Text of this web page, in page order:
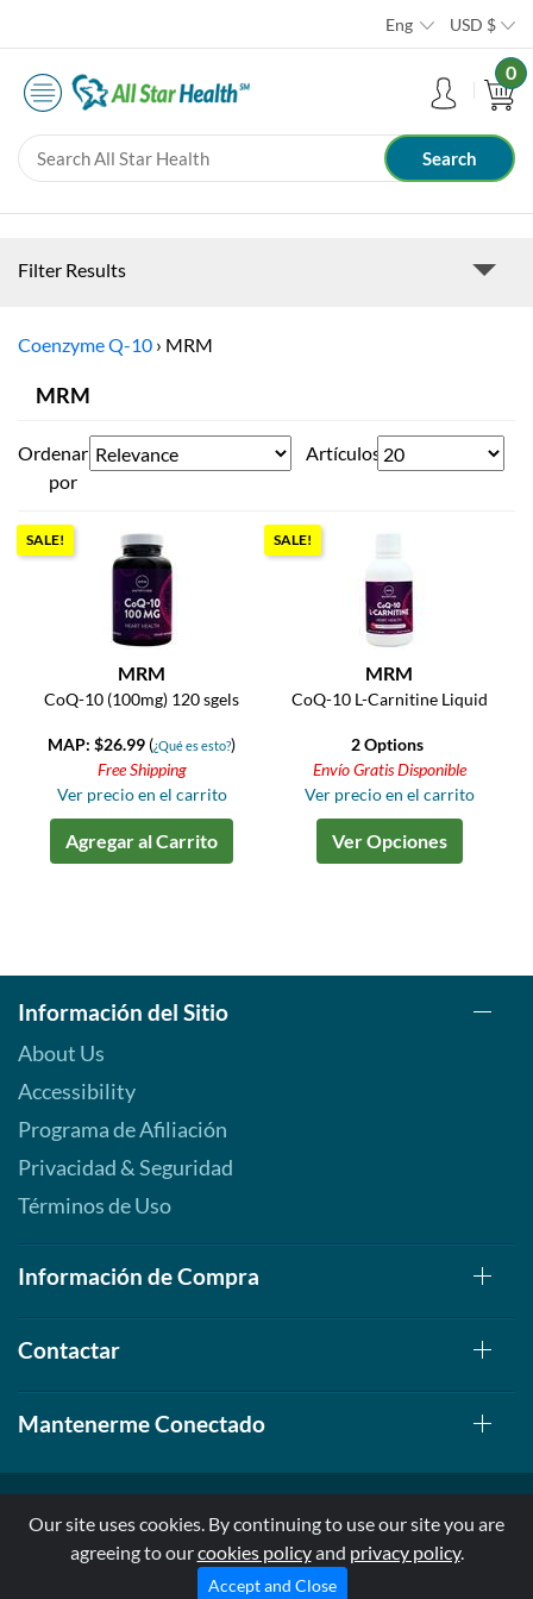
Eng USD $
0
Filter Results
Coenzyme Q-10 › MRM
MRM
Ordenar
por
Artículos
SALE!
MRM
CoQ-10 (100mg) 120 sgels
MAP: $26.99 (¿Qué es esto?)
Free Shipping
Ver precio en el carrito
Agregar al Carrito
SALE!
MRM
CoQ-10 L-Carnitine Liquid
2 Options
Envío Gratis Disponible
Ver precio en el carrito
Ver Opciones
Información del Sitio
About Us
Accessibility
Programa de Afiliación
Privacidad & Seguridad
Términos de Uso
Información de Compra
Contactar
Mantenerme Conectado
© 1999-2026, AllStarHealth.com | All Rights Reserved
* Estas declaraciones no han sido evaluadas por la FDA
Our site uses cookies. By continuing to use our site you are
agreeing to ourcookies policyand privacy policy.
Accept and Close